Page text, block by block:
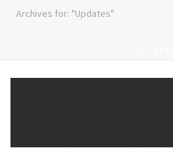
Archives for: "Updates"